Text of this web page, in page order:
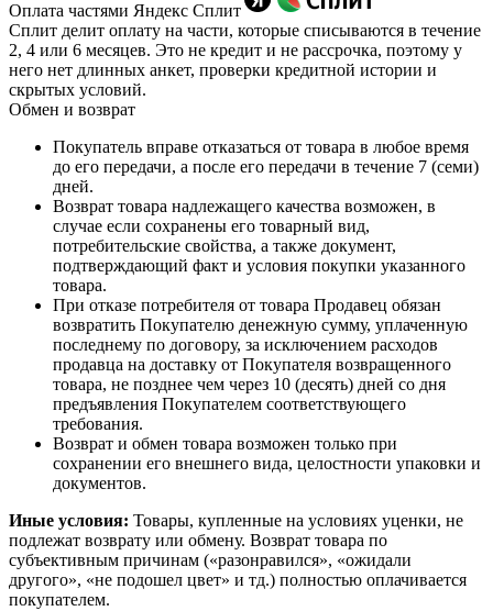
Оплата частями Яндекс Сплит
Сплит делит оплату на части, которые списываются в течение
2, 4 или 6 месяцев. Это не кредит и не рассрочка, поэтому у
него нет длинных анкет, проверки кредитной истории и
скрытых условий.
Обмен и возврат
Покупатель вправе отказаться от товара в любое время
до его передачи, а после его передачи в течение 7 (семи)
дней.
Возврат товара надлежащего качества возможен, в
случае если сохранены его товарный вид,
потребительские свойства, а также документ,
подтверждающий факт и условия покупки указанного
товара.
При отказе потребителя от товара Продавец обязан
возвратить Покупателю денежную сумму, уплаченную
последнему по договору, за исключением расходов
продавца на доставку от Покупателя возвращенного
товара, не позднее чем через 10 (десять) дней со дня
предъявления Покупателем соответствующего
требования.
Возврат и обмен товара возможен только при
сохранении его внешнего вида, целостности упаковки и
документов.
Иные условия: Товары, купленные на условиях уценки, не
подлежат возврату или обмену. Возврат товара по
субъективным причинам («разонравился», «ожидали
другого», «не подошел цвет» и тд.) полностью оплачивается
покупателем.